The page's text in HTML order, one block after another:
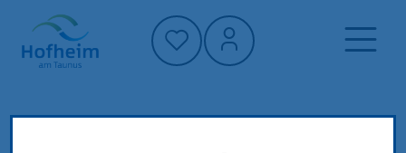
Startseite"